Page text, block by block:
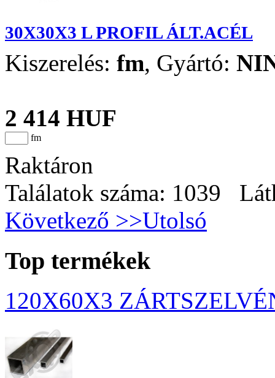
30X30X3 L PROFIL ÁLT.ACÉL
Kiszerelés: fm, Gyártó:
2 414 HUF
fm
Raktáron
Találatok száma: 1039
Következő >>Utolsó
Top termékek
120X60X3